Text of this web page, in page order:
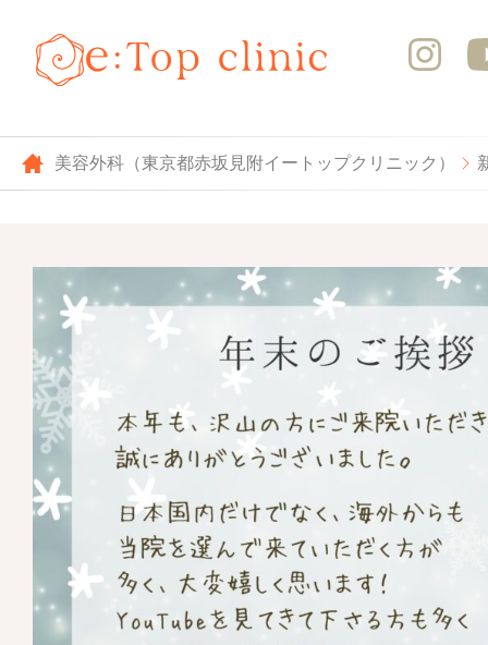
美容外科（東京都赤坂見附イートップクリニック）